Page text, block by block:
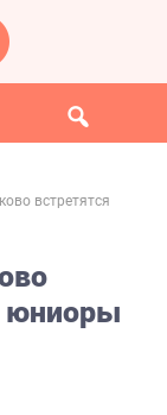
встретятся
юниоры